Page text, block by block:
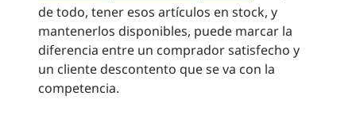
de todo, tener esos artículos en stock, y
mantenerlos disponibles, puede marcar la
diferencia entre un comprador satisfecho y
un cliente descontento que se va con la
competencia.